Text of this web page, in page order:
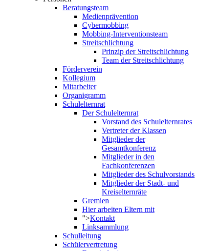
Beratungsteam
Medienprävention
Cybermobbing
Mobbing-Interventionsteam
Streitschlichtung
Prinzip der Streitschlichtung
Team der Streitschlichtung
Förderverein
Kollegium
Mitarbeiter
Organigramm
Schulelternrat
Der Schulelternrat
Vorstand des Schulelternrates
Vertreter der Klassen
Mitglieder der
Gesamtkonferenz
Mitglieder in den
Fachkonferenzen
Mitglieder des Schulvorstands
Mitglieder der Stadt- und
Kreiselternräte
Gremien
Hier arbeiten Eltern mit
">Kontakt
Linksammlung
Schulleitung
Schülervertretung